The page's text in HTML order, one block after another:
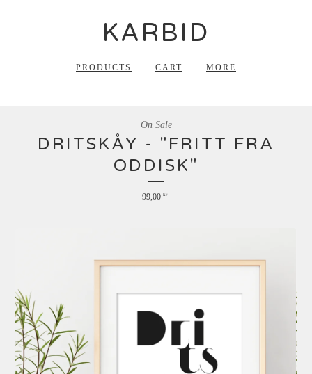
KARBID
PRODUCTS CART MORE
DRITSKÅY - "FRITT FRA
ODDISK"
99,00 kr
On Sale